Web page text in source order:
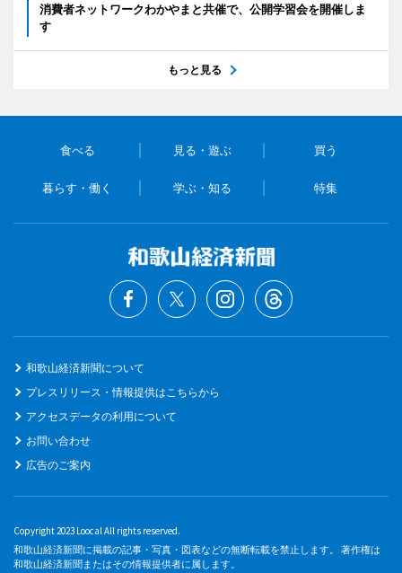
消費者ネットワークわかやまと共催で、公開学習会を開催しま
す
もっと見る
食べる 見る・遊ぶ 買う
暮らす・働く 学ぶ・知る 特集
和歌山経済新聞について
プレスリリース・情報提供はこちらから
アクセスデータの利用について
お問い合わせ
広告のご案内
Copyright 2023 Loocal All rights reserved.
和歌山経済新聞に掲載の記事・写真・図表などの無断転載を禁止します。 著作権は
和歌山経済新聞またはその情報提供者に属します。